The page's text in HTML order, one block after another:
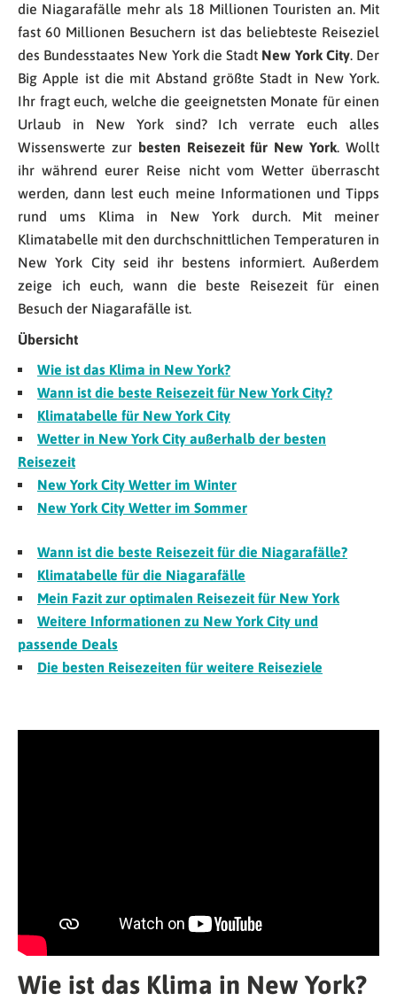
die Niagarafälle mehr als 18 Millionen Touristen an. Mit
fast 60 Millionen Besuchern ist das beliebteste Reiseziel
des Bundesstaates New York die Stadt New York City. Der
Big Apple ist die mit Abstand größte Stadt in New York.
Ihr fragt euch, welche die geeignetsten Monate für einen
Urlaub in New York sind? Ich verrate euch alles
Wissenswerte zur besten Reisezeit für New York. Wollt
ihr während eurer Reise nicht vom Wetter überrascht
werden, dann lest euch meine Informationen und Tipps
rund ums Klima in New York durch. Mit meiner
Klimatabelle mit den durchschnittlichen Temperaturen in
New York City seid ihr bestens informiert. Außerdem
zeige ich euch, wann die beste Reisezeit für einen
Besuch der Niagarafälle ist.
Übersicht
Wie ist das Klima in New York?
Wann ist die beste Reisezeit für New York City?
Klimatabelle für New York City
Wetter in New York City außerhalb der besten
Reisezeit
New York City Wetter im Winter
New York City Wetter im Sommer
Wann ist die beste Reisezeit für die Niagarafälle?
Klimatabelle für die Niagarafälle
Mein Fazit zur optimalen Reisezeit für New York
Weitere Informationen zu New York City und
passende Deals
Die besten Reisezeiten für weitere Reiseziele
Wie ist das Klima in New York?